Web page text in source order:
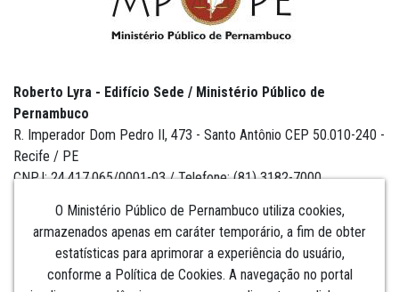
O Ministério Público de Pernambuco utiliza cookies,
armazenados apenas em caráter temporário, a fim de obter
estatísticas para aprimorar a experiência do usuário,
conforme a Política de Cookies. A navegação no portal
Roberto Lyra - Edifício Sede / Ministério Público de
Pernambuco
R. Imperador Dom Pedro II, 473 - Santo Antônio CEP 50.010-240 -
Recife / PE
CNPJ: 24.417.065/0001-03 / Telefone: (81) 3182-7000
Institucional